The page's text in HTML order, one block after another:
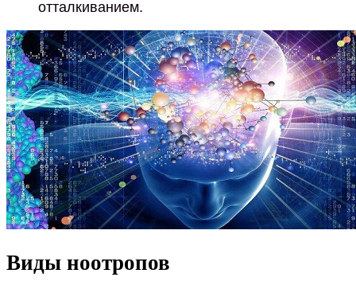
отталкиванием.
Виды ноотропов